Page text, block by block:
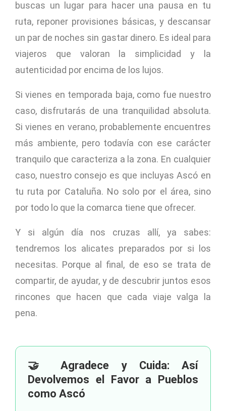
buscas un lugar para hacer una pausa en tu
ruta, reponer provisiones básicas, y descansar
un par de noches sin gastar dinero. Es ideal para
viajeros que valoran la simplicidad y la
autenticidad por encima de los lujos.
Si vienes en temporada baja, como fue nuestro
caso, disfrutarás de una tranquilidad absoluta.
Si vienes en verano, probablemente encuentres
más ambiente, pero todavía con ese carácter
tranquilo que caracteriza a la zona. En cualquier
caso, nuestro consejo es que incluyas Ascó en
tu ruta por Cataluña. No solo por el área, sino
por todo lo que la comarca tiene que ofrecer.
Y si algún día nos cruzas allí, ya sabes:
tendremos los alicates preparados por si los
necesitas. Porque al final, de eso se trata de
compartir, de ayudar, y de descubrir juntos esos
rincones que hacen que cada viaje valga la
pena.
🤝 Agradece y Cuida: Así
Devolvemos el Favor a Pueblos
como Ascó